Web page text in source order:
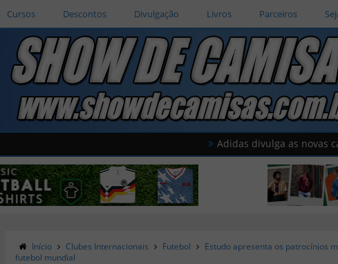
Cursos Descontos Divulgação Livros Parceiros
Adidas divulga as novas camisas
Início Clubes Internacionais Futebol
Estudo apresenta os patrocínios
futebol mundial